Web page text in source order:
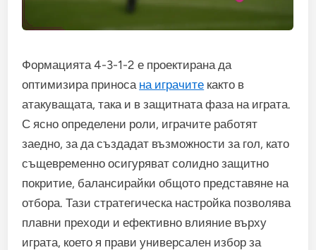
Формацията 4-3-1-2 е проектирана да
оптимизира приноса на играчите както в
атакуващата, така и в защитната фаза на играта.
С ясно определени роли, играчите работят
заедно, за да създадат възможности за гол, като
същевременно осигуряват солидно защитно
покритие, балансирайки общото представяне на
отбора. Тази стратегическа настройка позволява
плавни преходи и ефективно влияние върху
играта, което я прави универсален избор за